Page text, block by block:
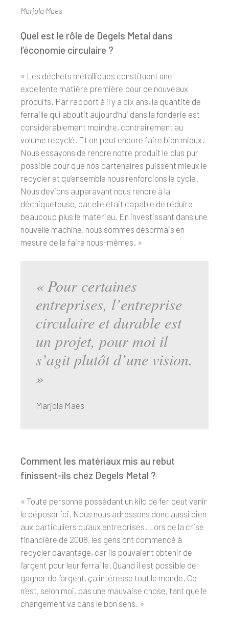
Marjola Maes
Quel est le rôle de Degels Metal dans
l’économie circulaire ?
« Les déchets métalliques constituent une
excellente matière première pour de nouveaux
produits. Par rapport à il y a dix ans, la quantité de
ferraille qui aboutit aujourd’hui dans la fonderie est
considérablement moindre, contrairement au
volume recyclé. Et on peut encore faire bien mieux.
Nous essayons de rendre notre produit le plus pur
possible pour que nos partenaires puissent mieux le
recycler et qu’ensemble nous renforcions le cycle.
Nous devions auparavant nous rendre à la
déchiqueteuse, car elle était capable de réduire
beaucoup plus le matériau. En investissant dans une
nouvelle machine, nous sommes désormais en
mesure de le faire nous-mêmes. »
« Pour certaines
entreprises, l’entreprise
circulaire et durable est
un projet, pour moi il
s’agit plutôt d’une vision.
»
Marjola Maes
Comment les matériaux mis au rebut
finissent-ils chez Degels Metal ?
« Toute personne possédant un kilo de fer peut venir
le déposer ici. Nous nous adressons donc aussi bien
aux particuliers qu’aux entreprises. Lors de la crise
financière de 2008, les gens ont commencé à
recycler davantage, car ils pouvaient obtenir de
l’argent pour leur ferraille. Quand il est possible de
gagner de l’argent, ça intéresse tout le monde. Ce
n’est, selon moi, pas une mauvaise chose, tant que le
changement va dans le bon sens. »